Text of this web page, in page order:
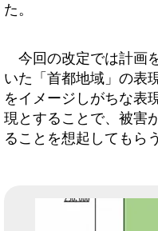
た。
今回の改定では計画
いた「首都地域」の表
をイメージしがちな表
現とすることで、被害
ることを想起してもら